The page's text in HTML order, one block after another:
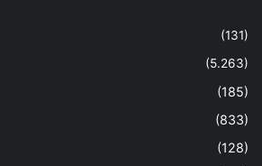
(131)
(5.263)
(185)
(833)
(128)